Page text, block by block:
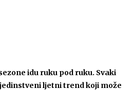
idu ruku pod ruku. Svaki
ljetni trend koji može